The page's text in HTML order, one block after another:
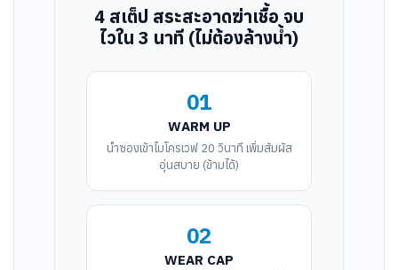
4 สเต็ป สระสะอาดฆ่าเชื้อ จบ
ไวใน 3 นาที (ไม่ต้องล้างน้ำ)
01
WARM UP
นำซองเข้าไมโครเวฟ 20 วินาที เพิ่มสัมผัส
อุ่นสบาย (ข้ามได้)
02
WEAR CAP